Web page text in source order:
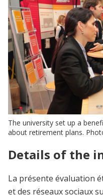
The university set up a
about retirement plans.
Details of the
La présente évaluation
et des réseaux sociaux